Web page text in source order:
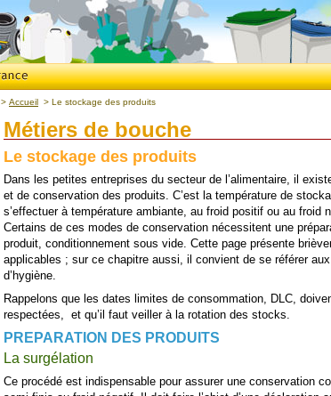
> Accueil > Le stockage des produits
Métiers de bouche
Le stockage des produits
Dans les petites entreprises du secteur de l’alimentaire, il
et de conservation des produits. C’est la température de
s’effectuer à température ambiante, au froid positif ou au froid
Certains de ces modes de conservation nécessitent une
produit, conditionnement sous vide. Cette page présente
applicables ; sur ce chapitre aussi, il convient de se référer
d’hygiène.
Rappelons que les dates limites de consommation, DLC,
respectées, et qu’il faut veiller à la rotation des stocks.
PREPARATION DES PRODUITS
La surgélation
Ce procédé est indispensable pour assurer une conservation